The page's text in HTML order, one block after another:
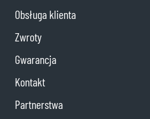
Obsługa klienta
Zwroty
Gwarancja
Kontakt
Partnerstwa